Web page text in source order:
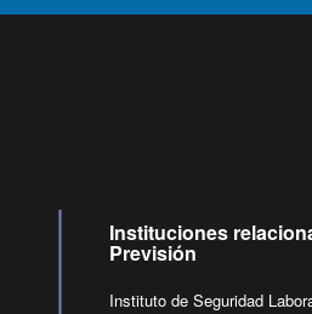
Instituciones
Previsión
Instituto de Seguridad